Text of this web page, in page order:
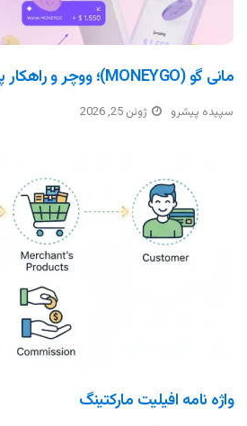
مانی گو (MONEYGO)؛ ووچر و راهکار پرداخت ارزی
سپیده پیشرو ژوئن 25, 2026
واژه نامه افیلیت مارکتینگ